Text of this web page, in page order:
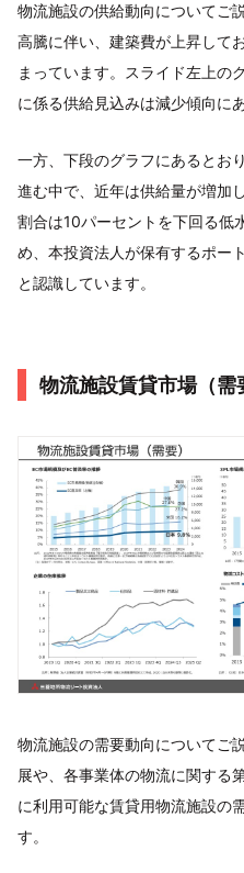
物流施設の供給動向についてご
高騰に伴い、建築費が上昇して
まっています。スライド左上の
に係る供給見込みは減少傾向に
一方、下段のグラフにあるとお
進む中で、近年は供給量が増加
割合は10パーセントを下回る低
め、本投資法人が保有するポー
と認識しています。
物流施設賃貸市場（需
物流施設の需要動向についてご
展や、各事業体の物流に関する
に利用可能な賃貸用物流施設の
す。